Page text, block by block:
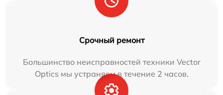
Срочный ремонт
Большинство неисправностей техники Vector
Optics мы устраняем в течение 2 часов.